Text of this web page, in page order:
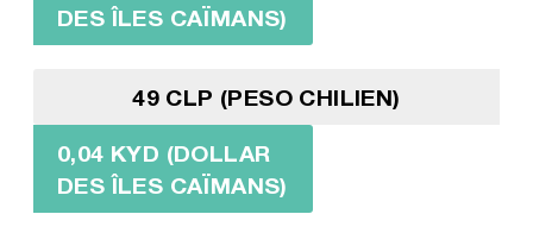
DES ÎLES CAÏMANS)
49 CLP (PESO CHILIEN)
0,04 KYD (DOLLAR
DES ÎLES CAÏMANS)